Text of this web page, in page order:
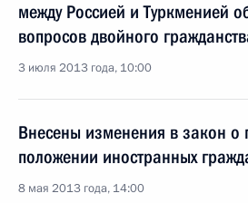
между Россией и Туркменией
вопросов двойного
3 июля 2013 года, 10:00
Внесены изменения в закон о
положении иностранных
8 мая 2013 года, 14:00